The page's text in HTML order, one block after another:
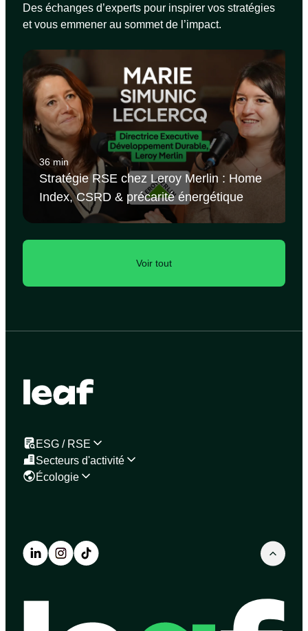
Des échanges d’experts pour inspirer vos stratégies
et vous emmener au sommet de l’impact.
36 min
Stratégie RSE chez Leroy Merlin : Home
Index, CSRD & précarité énergétique
Voir tout
ESG / RSE
Secteurs d'activité
Écologie